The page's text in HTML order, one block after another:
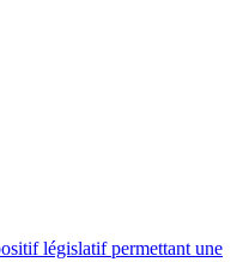
législatif permettant une